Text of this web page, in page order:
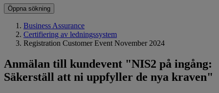
Öppna sökning
Business Assurance
Certifiering av ledningssystem
Registration Customer Event November 2024
Anmälan till kundevent "NIS2 på ingång:
Säkerställ att ni uppfyller de nya kraven"